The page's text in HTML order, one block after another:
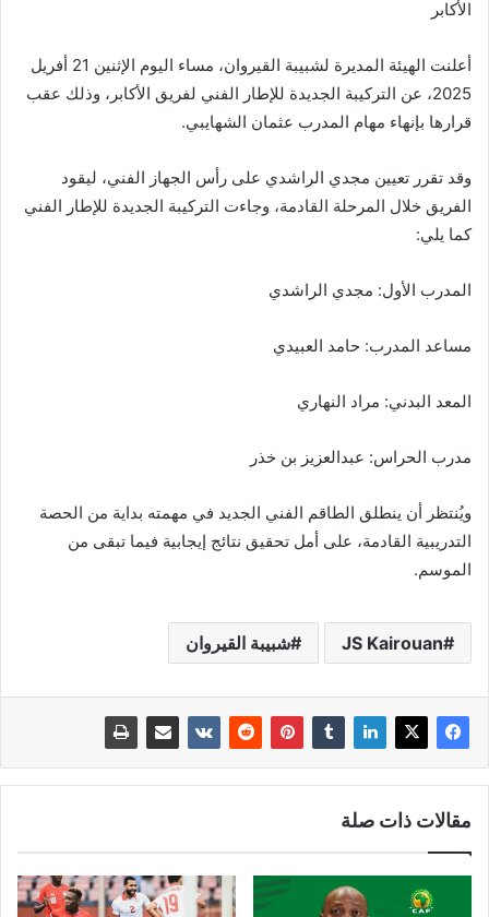
الأكابر
أعلنت الهيئة المديرة لشبيبة القيروان، مساء اليوم الإثنين 21 أفريل
2025، عن التركيبة الجديدة للإطار الفني لفريق الأكابر، وذلك عقب
قرارها بإنهاء مهام المدرب عثمان الشهايبي.
وقد تقرر تعيين مجدي الراشدي على رأس الجهاز الفني، ليقود
الفريق خلال المرحلة القادمة، وجاءت التركيبة الجديدة للإطار الفني
كما يلي:
المدرب الأول: مجدي الراشدي
مساعد المدرب: حامد العبيدي
المعد البدني: مراد النهاري
مدرب الحراس: عبدالعزيز بن خذر
ويُنتظر أن ينطلق الطاقم الفني الجديد في مهمته بداية من الحصة
التدريبية القادمة، على أمل تحقيق نتائج إيجابية فيما تبقى من
الموسم.
JS Kairouan شبيبة القيروان
مقالات ذات صلة